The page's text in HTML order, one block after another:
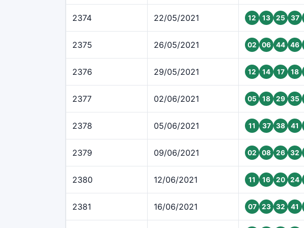
2374 22/05/2021 12 13 25 37
2375 26/05/2021 02 06 44 46
2376 29/05/2021 12 14 17 18
2377 02/06/2021 05 18 29 35
2378 05/06/2021 11 37 38 41
2379 09/06/2021 02 08 26 32
2380 12/06/2021 11 16 20 24
2381 16/06/2021 07 23 32 41